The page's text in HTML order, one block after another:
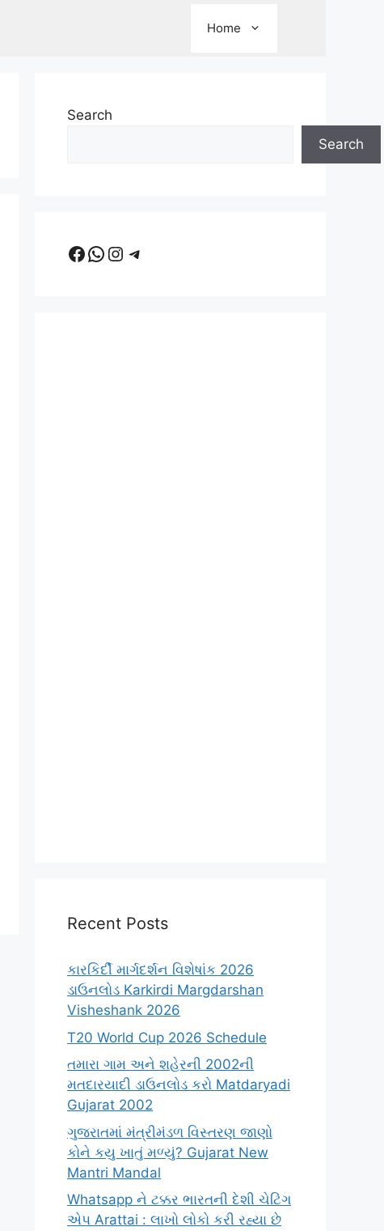
Home
Search
Search
Facebook
WhatsApp
Instagram
Telegram
Recent Posts
કારકિર્દી માર્ગદર્શન વિશેષાંક 2026
ડાઉનલોડ Karkirdi Margdarshan
Visheshank 2026
T20 World Cup 2026 Schedule
તમારા ગામ અને શહેરની 2002ની
મતદારયાદી ડાઉનલોડ કરો Matdaryadi
Gujarat 2002
ગુજરાતમાં મંત્રીમંડળ વિસ્તરણ જાણો
કોને કયુ ખાતું મળ્યું? Gujarat New
Mantri Mandal
Whatsapp ને ટક્કર ભારતની દેશી ચેટિંગ
એપ Arattai : લાખો લોકો કરી રહ્યા છે